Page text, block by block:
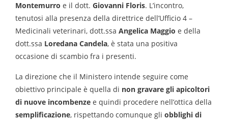
Montemurro e il dott. Giovanni Floris. L’incontro,
tenutosi alla presenza della direttrice dell’Ufficio 4 –
Medicinali veterinari, dott.ssa Angelica Maggio e della
dott.ssa Loredana Candela, è stata una positiva
occasione di scambio fra i presenti.
La direzione che il Ministero intende seguire come
obiettivo principale è quella di non gravare gli apicoltori
di nuove incombenze e quindi procedere nell’ottica della
semplificazione, rispettando comunque gli obblighi di